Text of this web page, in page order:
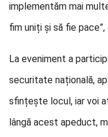
implementăm mai
fim uniți și să fie
La eveniment a
securitate națională,
sfințește locul, iar voi
lângă acest apeduct,